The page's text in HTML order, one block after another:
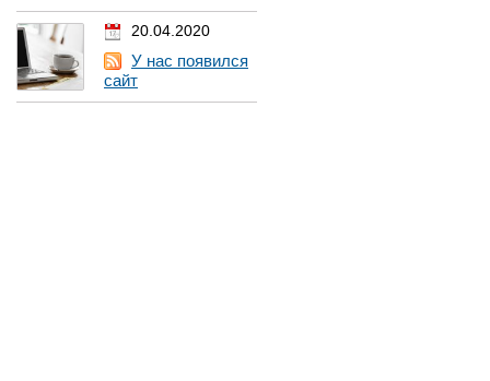
20.04.2020
У нас появился
сайт